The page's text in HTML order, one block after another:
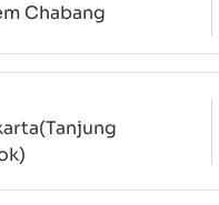
Chabang